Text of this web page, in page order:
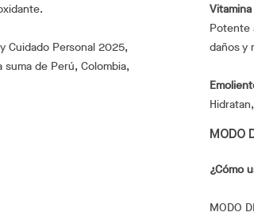
Cuidado Personal 2025,
de Perú, Colombia,
Vitamina
Potente
daños y
MODO
¿Cómo
MODO